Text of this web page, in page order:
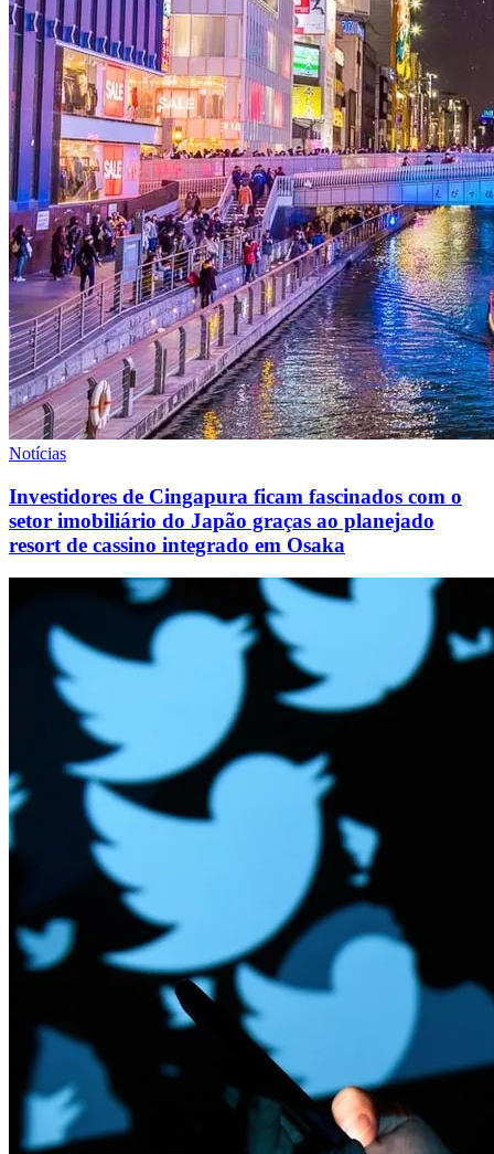
Notícias
Investidores de Cingapura ficam fascinados com o
setor imobiliário do Japão graças ao planejado
resort de cassino integrado em Osaka